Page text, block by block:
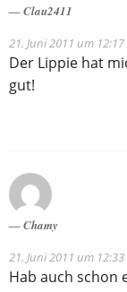
Clau2411
21. Juni 2011 um
Der Lippie hat
gut!
Chamy
21. Juni 2011 um
Hab auch schon